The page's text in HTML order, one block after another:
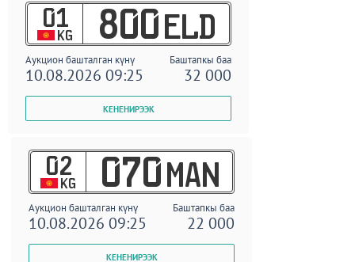
01
KG 800 ELD
Аукцион башталган күнү Баштапкы баа
10.08.2026 09:25 32 000
02
KG 070 MAN
Аукцион башталган күнү Баштапкы баа
10.08.2026 09:25 22 000